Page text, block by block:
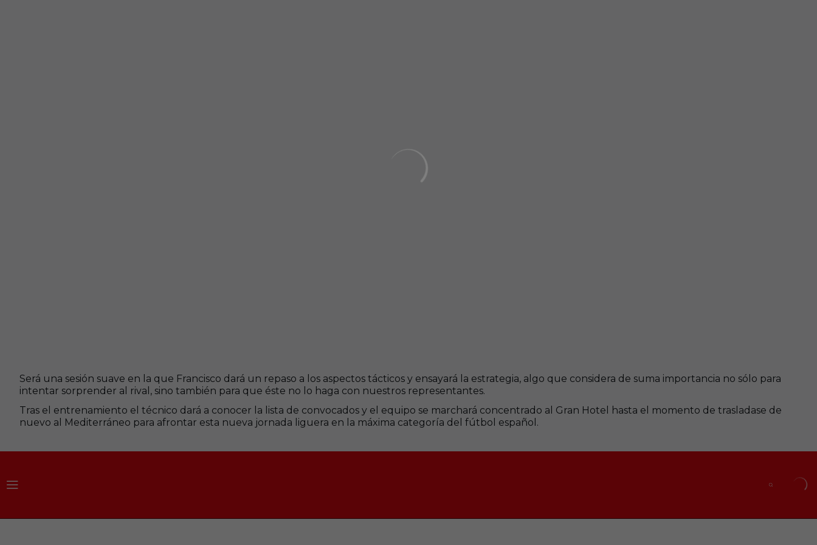
Será una sesión suave en la que Francisco dará un repaso a los aspectos tácticos y ensayará la estrategia, algo que considera de suma importancia no sólo para
intentar sorprender al rival, sino también para que éste no lo haga con nuestros representantes.
Tras el entrenamiento el técnico dará a conocer la lista de convocados y el equipo se marchará concentrado al Gran Hotel hasta el momento de trasladase de
nuevo al Mediterráneo para afrontar esta nueva jornada liguera en la máxima categoría del fútbol español.